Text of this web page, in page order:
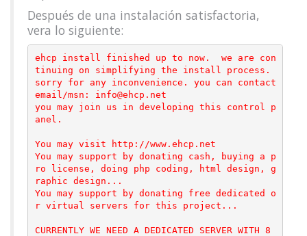
Después de una instalación satisfactoria,
vera lo siguiente:
ehcp install finished up to now.  we are con
tinuing on simplifying the install process.
sorry for any inconvenience. you can contact
email/msn: info@ehcp.net
you may join us in developing this control p
anel.
You may visit http://www.ehcp.net
You may support by donating cash, buying a p
ro license, doing php coding, html design, g
raphic design...
You may support by donating free dedicated o
r virtual servers for this project...
CURRENTLY WE NEED A DEDICATED SERVER WITH 8